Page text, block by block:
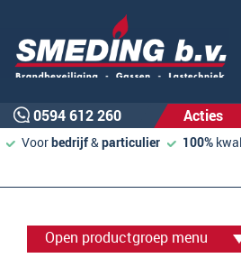
0594 612 260 Acties
Voorbedrijf&particulier 100%
Open productgroep menu